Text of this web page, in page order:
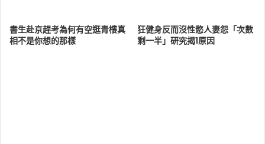
書生赴京趕考為何有空逛青樓真
相不是你想的那樣
狂健身反而沒性慾人妻怨「次數
剩一半」研究揭1原因